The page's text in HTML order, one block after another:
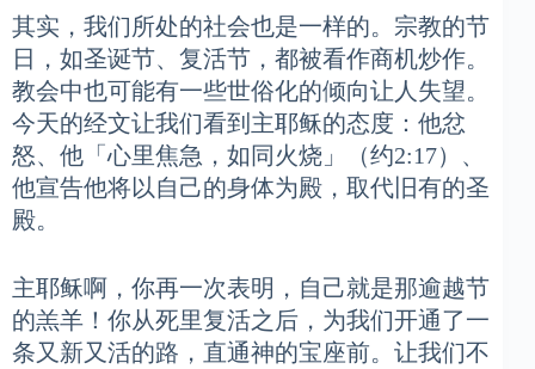
其实，我们所处的社会也是一样的。宗教的节
日，如圣诞节、复活节，都被看作商机炒作。
教会中也可能有一些世俗化的倾向让人失望。
今天的经文让我们看到主耶稣的态度：他忿
怒、他「心里焦急，如同火烧」（约2:17）、
他宣告他将以自己的身体为殿，取代旧有的圣
殿。
主耶稣啊，你再一次表明，自己就是那逾越节
的羔羊！你从死里复活之后，为我们开通了一
条又新又活的路，直通神的宝座前。让我们不